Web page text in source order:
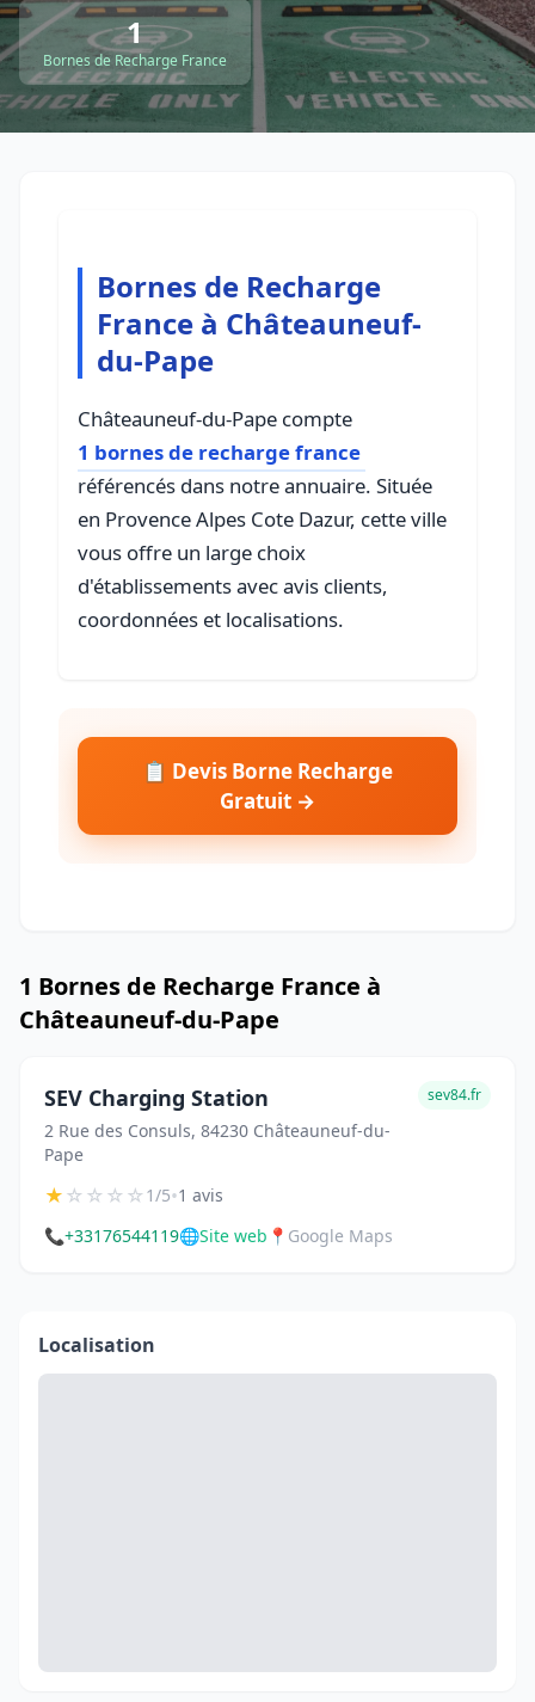
1
Bornes de Recharge France
Bornes de Recharge
France à Châteauneuf-
du-Pape
Châteauneuf-du-Pape compte
1 bornes de recharge france
référencés dans notre annuaire. Située
en Provence Alpes Cote Dazur, cette ville
vous offre un large choix
d'établissements avec avis clients,
coordonnées et localisations.
📋 Devis Borne Recharge
Gratuit →
1 Bornes de Recharge France à
Châteauneuf-du-Pape
SEV Charging Station
2 Rue des Consuls, 84230 Châteauneuf-du-
Pape
sev84.fr
★☆☆☆☆1/5•1 avis
📞+33176544119🌐Site web 📍 Google Maps
Localisation